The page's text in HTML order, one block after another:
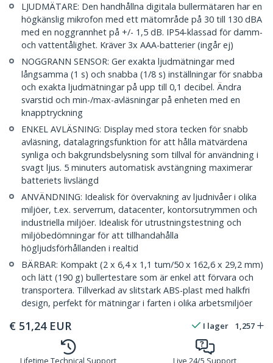
LJUDMÄTARE: Den handhållna digitala bullermätaren har en
högkänslig mikrofon med ett mätområde på 30 till 130 dBA
med en noggrannhet på +/- 1,5 dB. IP54-klassad för damm-
och vattentålighet. Kräver 3x AAA-batterier (ingår ej)
NOGGRANN SENSOR: Ger exakta ljudmätningar med
långsamma (1 s) och snabba (1/8 s) inställningar för snabba
och exakta ljudmätningar på upp till 0,1 decibel. Ändra
svarstid och min-/max-avläsningar på enheten med en
knapptryckning
ENKEL AVLÄSNING: Display med stora tecken för snabb
avläsning, datalagringsfunktion för att hålla mätvärdena
synliga och bakgrundsbelysning som tillval för användning i
svagt ljus. 5 minuters automatisk avstängning maximerar
batteriets livslängd
ANVÄNDNING: Idealisk för övervakning av ljudnivåer i olika
miljöer, t.ex. serverrum, datacenter, kontorsutrymmen och
industriella miljöer. Idealisk för utrustningstestning och
miljöbedömningar för att tillhandahålla
högljudsförhållanden i realtid
BÄRBAR: Kompakt (2 x 6,4 x 1,1 tum/50 x 162,6 x 29,2 mm)
och lätt (190 g) bullertestare som är enkel att förvara och
transportera. Tillverkad av slitstark ABS-plast med halkfri
design, perfekt för mätningar i farten i olika arbetsmiljöer
€ 51,24 EUR I lager 1,257
Lifetime Technical Support Live 24/5 Support